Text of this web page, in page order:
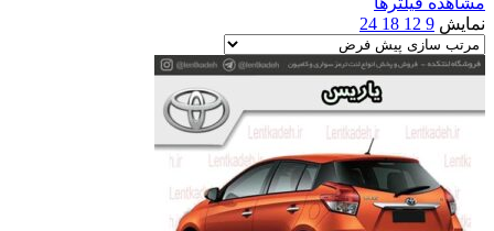
نمایش 9
12
18
24